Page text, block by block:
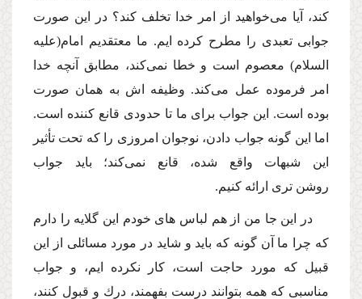
كند، آیا مى‌خواهید از امر خدا تخلف كند؟ در این صورت
جوابى تعبدى را مطرح كرده ایم. ما معتقدیم امام(علیه
السلام) معصوم است و خطا نمى‌كند، مطابق آنچه خدا
امر فرموده عمل مى‌كند. وظیفه اش به همان صورت
بوده است. این جواب براى ما تا حدودى قانع كننده است.
اما این گونه جواب دادن، نوجوان امروزى را كه تحت تأثیر
این شبهات واقع شده، قانع نمى‌كند؛ باید جواب
روشن ترى ارائه كنیم.
در این جا من از هم لباس هاى خودم این گلایه را دارم
كه چرا ما آن گونه كه باید و شاید در مورد مسائلى از این
قبیل كه مورد حاجت است، كار نكرده ایم، و جواب
مناسبى كه همه بتوانند درست بفهمند، درك و قبول كنند،